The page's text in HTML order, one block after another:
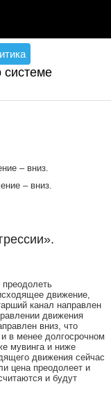
системе
– вниз.
– вниз.
движение,
канал направлен
движения
вниз, что
в менее долгосрочном
мувинга и ниже
движения сейчас
цена преодолеет и
и будут